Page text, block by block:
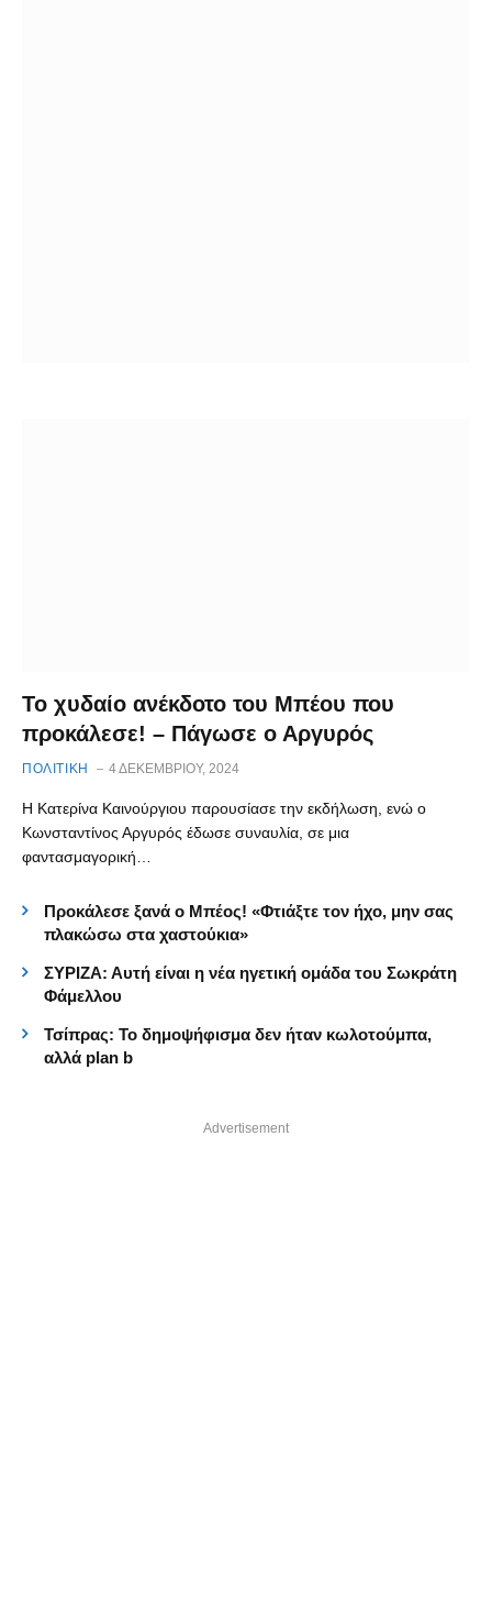
Το χυδαίο ανέκδοτο του Μπέου που
προκάλεσε! – Πάγωσε ο Αργυρός
ΠΟΛΙΤΙΚΗ 4 ΔΕΚΕΜΒΡΊΟΥ, 2024
Η Κατερίνα Καινούργιου παρουσίασε την εκδήλωση, ενώ ο
Κωνσταντίνος Αργυρός έδωσε συναυλία, σε μια
φαντασμαγορική…
Προκάλεσε ξανά ο Μπέος! «Φτιάξτε τον ήχο, μην σας
πλακώσω στα χαστούκια»
ΣΥΡΙΖΑ: Αυτή είναι η νέα ηγετική ομάδα του Σωκράτη
Φάμελλου
Τσίπρας: Το δημοψήφισμα δεν ήταν κωλοτούμπα,
αλλά plan b
Advertisement